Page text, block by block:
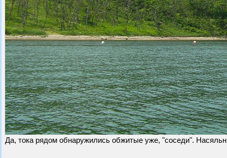
Да, тока рядом обнаружились обжитые уже, "соседи".